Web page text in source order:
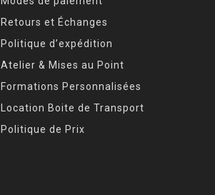
Retours et Échanges
Politique d’expédition
Atelier & Mises au Point
Formations Personnalisées
Location Boite de Transport
Politique de Prix